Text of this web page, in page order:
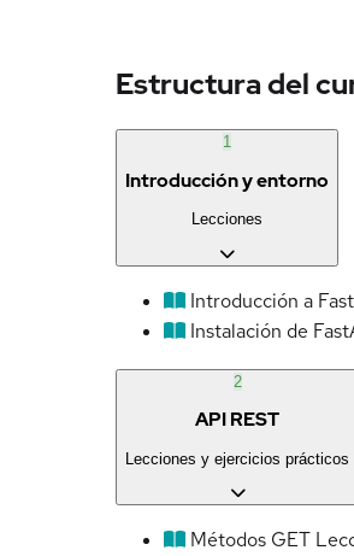
Estructura del
1
Introducción y entorno
Lecciones
Introducción a
Instalación de
2
API REST
Lecciones y ejercicios prácticos
Métodos GET